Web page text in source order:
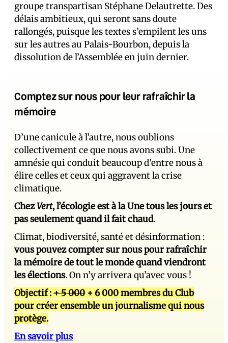
groupe transpartisan Stéphane Delautrette. Des
délais ambitieux, qui seront sans doute
rallongés, puisque les textes s’empilent les uns
sur les autres au Palais-Bourbon, depuis la
dissolution de l’Assemblée en juin dernier.
Comptez sur nous pour leur rafraîchir la
mémoire
D’une canicule à l’autre, nous oublions
collectivement ce que nous avons subi. Une
amnésie qui conduit beaucoup d’entre nous à
élire celles et ceux qui aggravent la crise
climatique.
ChezVert, l’écologie est à la Une tous les jours et
pas seulement quand il fait chaud.
Climat, biodiversité, santé et désinformation :
vous pouvez compter sur nous pour rafraîchir
la mémoire de tout le monde quand viendront
les élections. On n’y arrivera qu’avec vous !
Objectif :+ 5 000 + 6 000 membres du Club
pour créer ensemble un journalisme qui nous
protège.
En savoir plus